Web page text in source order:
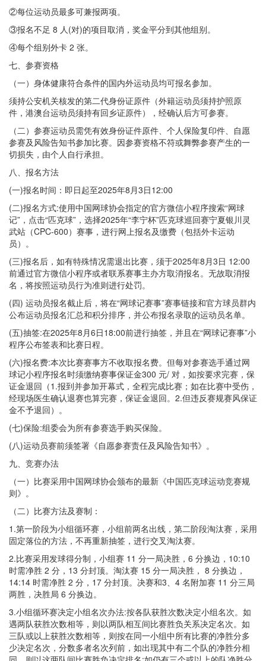
②每位运动员最多可兼报两项。
③报名不足 8 人(对)的项目取消，奖金平分到其他组别。
④每个组别外卡 2 张。
七、参赛资格
（一）身体健康符合条件的国内外运动员均可报名参加。
须持公安机关核发的第二代身份证原件（外籍运动员须持护照原
件，港澳台运动员须持有回乡证原件），经确认后方可参赛。
（二）参赛运动员需凭有效身份证件原件、个人保险复印件、自愿
参赛及风险告知书参加比赛。因参赛资格不符或舞弊参赛产生的一
切损失，由个人自行承担。
八、报名方法
(一)报名时间：即日起至2025年8月3日12:00
(二)报名方式:使用中国网球协会指定的官方微信小程序搜索“网球
记”，点击“匹克球”，选择2025年“李宁杯”匹克球巡回赛宁夏银川灵
武站（CPC-600）赛事，进行网上报名及缴费（包括外卡运动
员）。
(三)报名后，如有特殊情况需退出比赛，须于2025年8月3日 12:00
前通过官方微信小程序或者联系赛事主办方取消报名。无故取消报
名，将按照运动员行为准则进行处罚。
(四) 运动员报名截止后，将在“网球记赛事”赛事链接和官方球员群内
公布运动员报名汇总和积分排序，并公布报名录取的运动员名单。
(五)抽签:在2025年8月6日18:00前进行抽签，并且在“网球记赛事”小
程序公布签表和比赛日程。
(六)报名费:本次比赛赛事方不收取报名费。但每对参赛选手通过网
球记小程序报名时须缴纳赛事保证金300 元/ 对，如按要求完赛，保
证金退回（1.报到并参加开幕式，全程完成比赛；如在比赛中受伤，
经现场医生确认退赛也算完赛，保证金退回。2.但违反赛规赛风保证
金不予退回）。
(七)保险:组委会为所有参赛选手购买保险。
(八)运动员赛前须签署《自愿参赛责任及风险告知书》。
九、竞赛办法
（一）比赛采用中国网球协会颁布的最新《中国匹克球运动竞赛规
则》。
（二）比赛方法及赛制：
1.第一阶段为小组循环赛，小组前两名出线，第二阶段淘汰赛，采用
固定落位的方法，不再重新抽签，进行交叉淘汰赛。
2.比赛采用发球得分制，小组赛 11 分一局决胜，6 分换边，10:10
时需净胜 2 分，13 分封顶。淘汰赛 15 分一局决胜， 8 分换边，
14:14 时需净胜 2 分，17 分封顶。决赛和3、4 名附加赛 11 分三局
两胜，决胜局 6 分换边。
3.小组循环赛决定小组名次办法:按各队获胜次数决定小组名次。如
遇两队获胜次数相等，则以两队相互间比赛胜负关系决定名次。如
三队或以上获胜次数相等，则按在同一小组中所有比赛的净胜分多
少决定名次，分数多者名次列前，如出现其中有二个队的净胜分相